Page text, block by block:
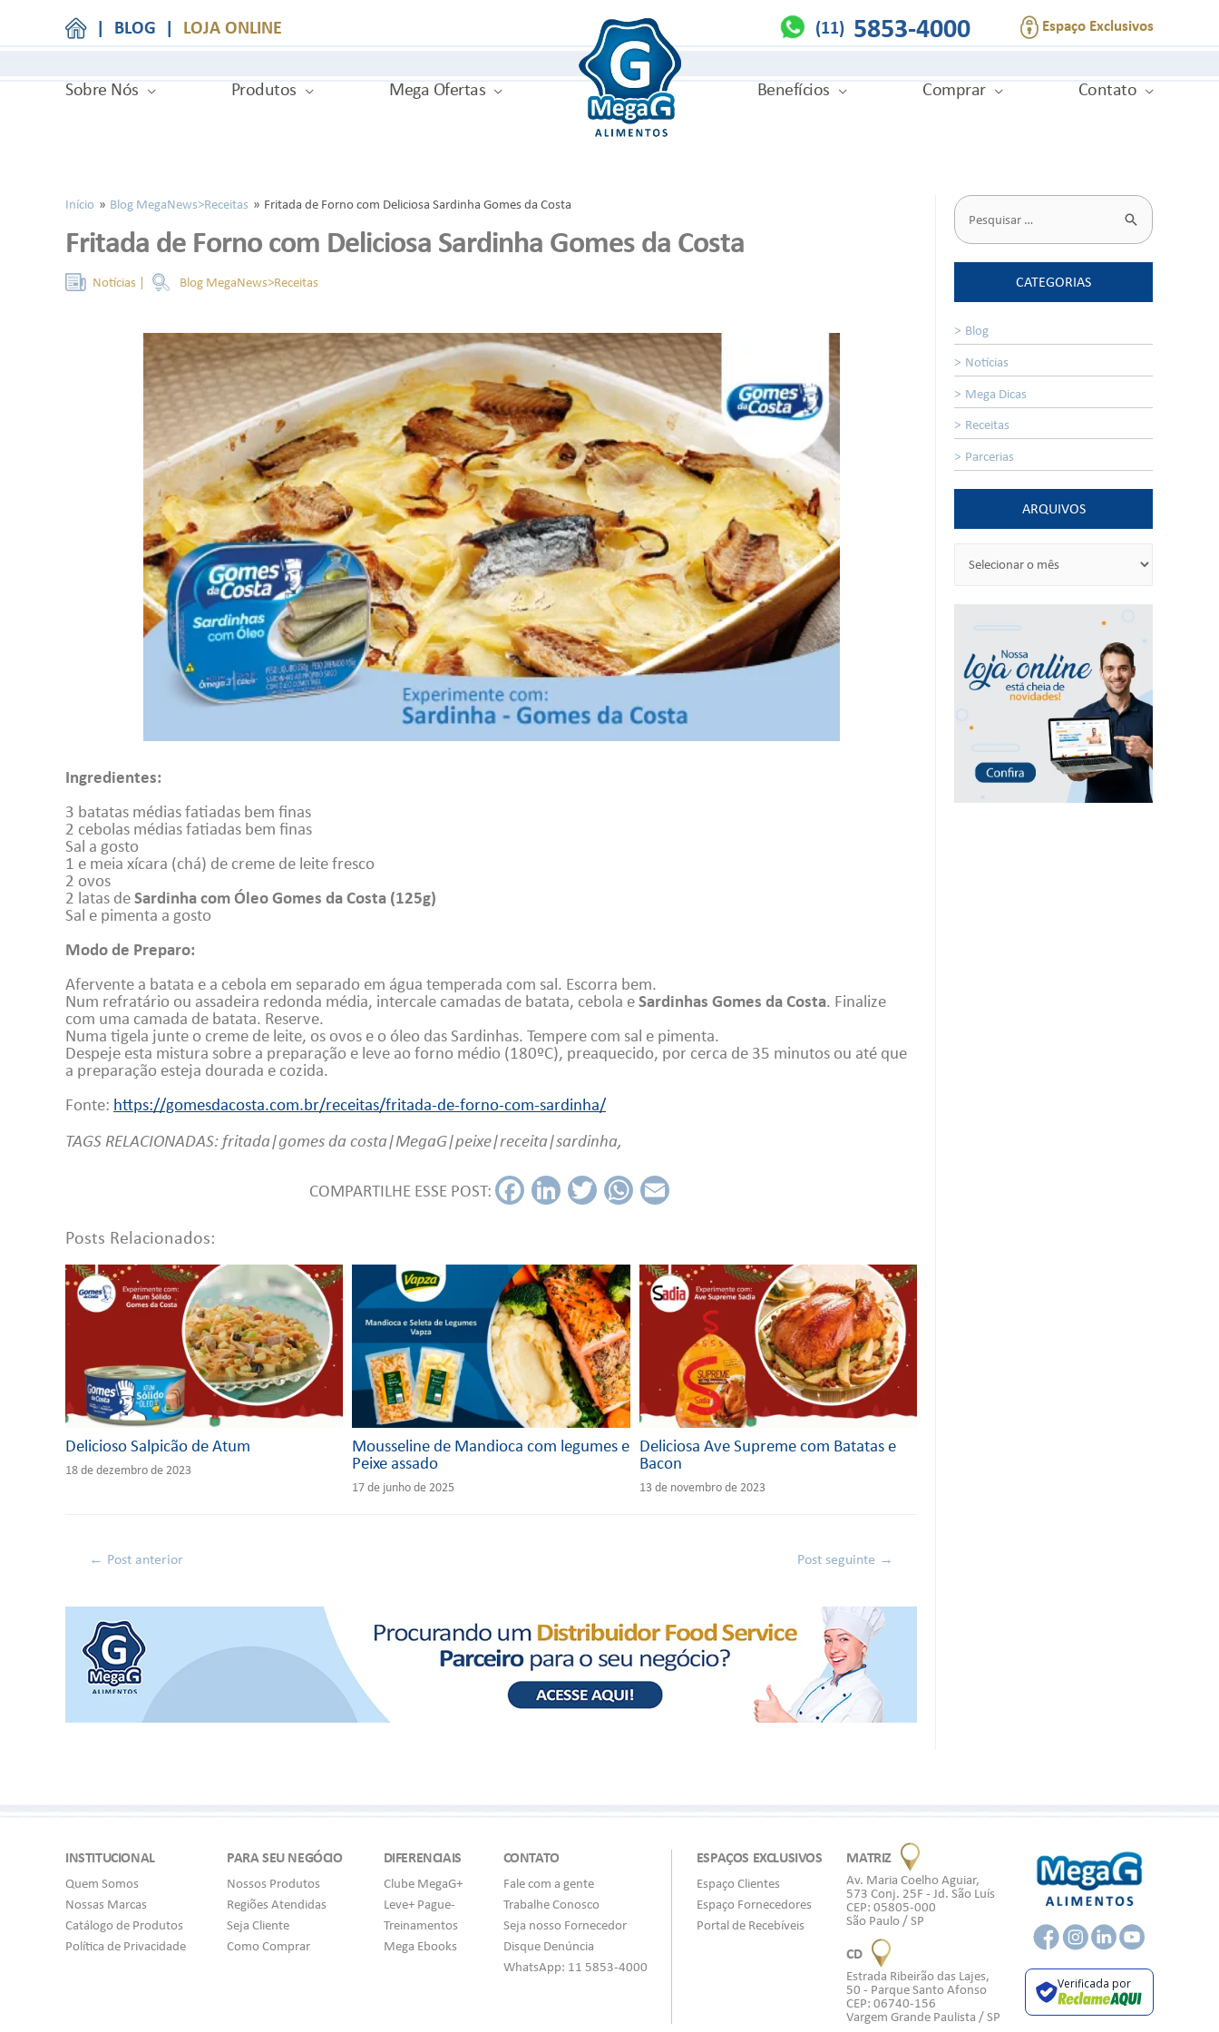
| BLOG | LOJA ONLINE (11) 5853-4000 Espaço Exclusivos
Sobre Nós Produtos Mega Ofertas MegaG Benefícios Comprar Contato
Início Blog MegaNews>Receitas Fritada de Forno com Deliciosa Sardinha Gomes da Costa
Fritada de Forno com Deliciosa Sardinha Gomes da Costa
Blog MegaNews>Receitas
Ingredientes:
3 batatas médias fatiadas bem finas
2 cebolas médias fatiadas bem finas
Sal a gosto
1 e meia xícara (chá) de creme de leite fresco
2 ovos
2 latas deSardinha com Óleo Gomes da Costa (125g)
Sal e pimenta a gosto
Modo de Preparo:
Afervente a batata e a cebola em separado em água temperada com sal. Escorra bem.
Num refratário ou assadeira redonda média, intercale camadas de batata, cebola eSardinhas Gomes da Costa. Finalize
com uma camada de batata. Reserve.
Numa tigela junte o creme de leite, os ovos e o óleo das Sardinhas. Tempere com sal e pimenta.
Despeje esta mistura sobre a preparação e leve ao forno médio (180ºC), preaquecido, por cerca de 35 minutos ou até que
a preparação esteja dourada e cozida.
Fonte: https://gomesdacosta.com.br/receitas/fritada-de-forno-com-sardinha/
TAGS RELACIONADAS: fritada|gomes da costa|MegaG|peixe|receita|sardinha,
COMPARTILHE ESSE POST:
Fac
Link
Twit
Wh
Posts Relacionados:
Delicioso Salpicão de Atum
18 de dezembro de 2023
Mousseline de Mandioca com legumes e
Peixe assado
17 de junho de 2025
Deliciosa Ave Supreme com Batatas e
Bacon
13 de novembro de 2023
← Post anterior Post seguinte →
CATEGORIAS
Blog
Notícias
Mega Dicas
Receitas
Parcerias
ARQUIVOS
INSTITUCIONAL
Quem Somos
Nossas Marcas
Catálogo de Produtos
Política de Privacidade
PARA SEU NEGÓCIO
Nossos Produtos
Regiões Atendidas
Seja Cliente
Como Comprar
DIFERENCIAIS
Clube MegaG+
Leve+ Pague-
Treinamentos
Mega Ebooks
CONTATO
Fale com a gente
Trabalhe Conosco
Seja nosso Fornecedor
Disque Denúncia
WhatsApp: 11 5853-4000
ESPAÇOS EXCLUSIVOS
Espaço Clientes
Espaço Fornecedores
Portal de Recebíveis
MATRIZ
Av. Maria Coelho Aguiar,
573 Conj. 25F - Jd. São Luís
CEP: 05805-000
São Paulo / SP
CD
Estrada Ribeirão das Lajes,
50 - Parque Santo Afonso
CEP: 06740-156
Vargem Grande Paulista / SP
Verificada por